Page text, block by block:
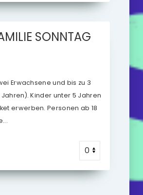
SONNTAG
Erwachsene und bis zu 3
Kinder unter 5 Jahren
erwerben. Personen ab 18